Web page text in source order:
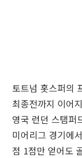
토트넘 홋스퍼의
최종전까지 이어
영국 런던 스탬퍼
미어리그 경기에
점 1점만 얻어도